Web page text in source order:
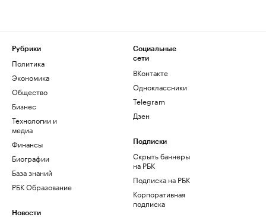
Рубрики
Политика
Экономика
Общество
Бизнес
Технологии и
медиа
Финансы
Биографии
База знаний
РБК Образование
Новости
Социальные
сети
ВКонтакте
Одноклассники
Telegram
Дзен
Подписки
Скрыть баннеры
на РБК
Подписка на РБК
Корпоративная
подписка